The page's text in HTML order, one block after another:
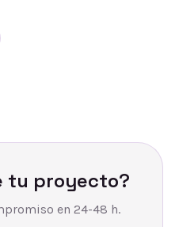
tu proyecto?
en 24-48 h.